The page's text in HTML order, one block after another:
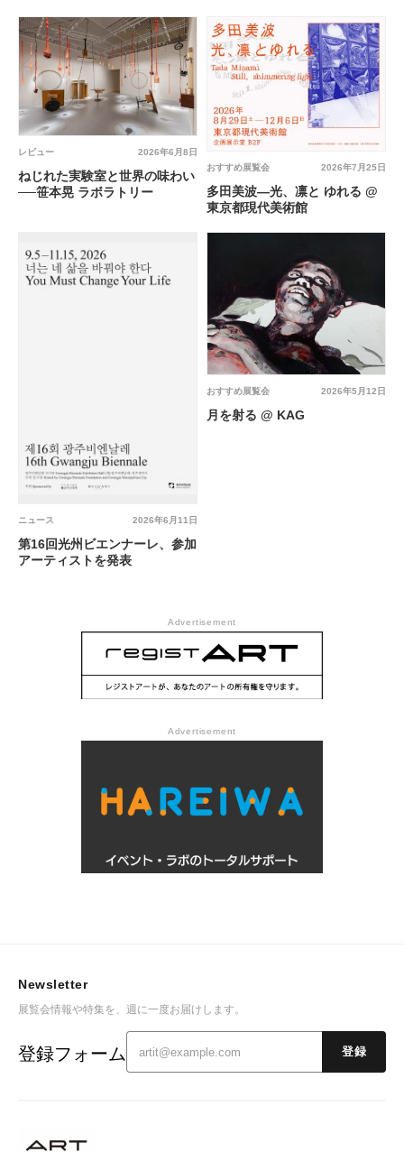
2026年6月8日
レビュー
ねじれた実験室と世界の味わい
──笹本晃 ラボラトリー
2026年7月25日
おすすめ展覧会
多田美波―光、凛と ゆれる @
東京都現代美術館
2026年6月11日
ニュース
第16回光州ビエンナーレ、参加
アーティストを発表
2026年5月12日
おすすめ展覧会
月を射る @ KAG
Advertisement
Advertisement
Newsletter
展覧会情報や特集を、週に一度お届けします。
登録フォーム 登録